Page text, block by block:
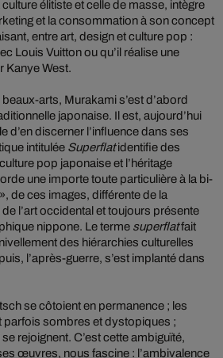
élitiste et celle de masse, intègre
et la consommation à son concept
entre art, design et culture pop :
Louis Vuitton ou qu’il réalise une
Kanye West.
arts, Murakami s’est d’abord
japonaise. Il est, aujourd’hui
d’en discerner l’influence dans ses
intitulée Superflatidentifie des
pop japonaise et l’héritage
une importe toute particulière à la bi-
de ces images, différente de la
l’art occidental et toujours présente
nippone. Le terme superflatfait
des hiérarchies culturelles
l’après-guerre, s’est implanté dans
se côtoient en permanence ; les
parfois sombres et dystopiques ;
rejoignent. C’est cette ambiguïté,
œuvres, nous fascine : l’ambivalence